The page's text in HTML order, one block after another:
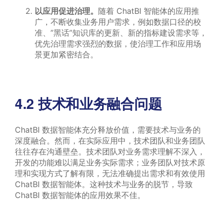
以应用促进治理。 随着 ChatBI 智能体的应用推
广，不断收集业务用户需求，例如数据口径的校
准、”黑话”知识库的更新、新的指标建设需求等，
优先治理需求强烈的数据，使治理工作和应用场
景更加紧密结合。
4.2 技术和业务融合问题
ChatBI 数据智能体充分释放价值，需要技术与业务的
深度融合。然而，在实际应用中，技术团队和业务团队
往往存在沟通壁垒。技术团队对业务需求理解不深入，
开发的功能难以满足业务实际需求；业务团队对技术原
理和实现方式了解有限，无法准确提出需求和有效使用
ChatBI 数据智能体。这种技术与业务的脱节，导致
ChatBI 数据智能体的应用效果不佳。